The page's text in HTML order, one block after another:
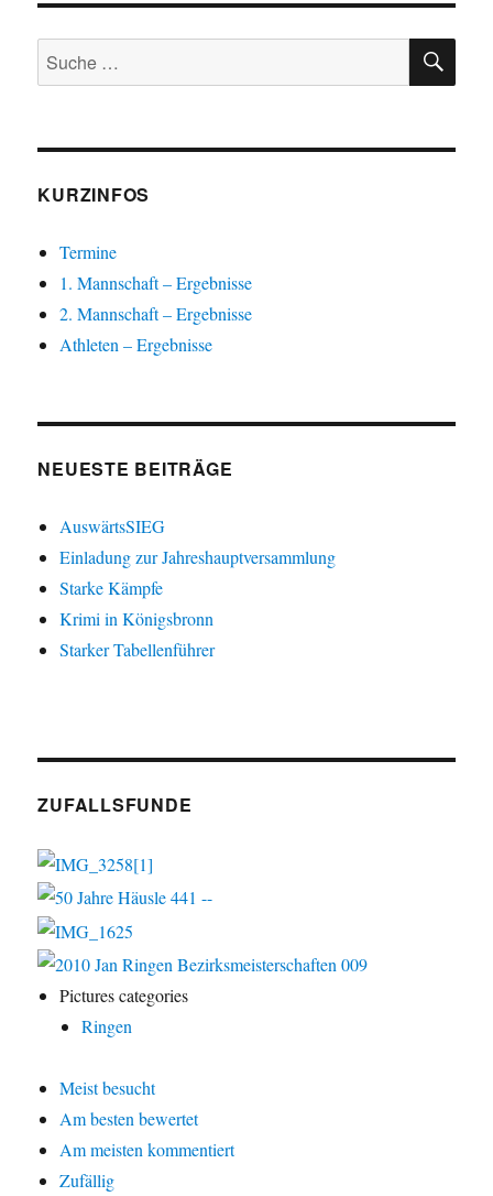
Suche
nach:
KURZINFOS
Termine
1. Mannschaft – Ergebnisse
2. Mannschaft – Ergebnisse
Athleten – Ergebnisse
NEUESTE BEITRÄGE
AuswärtsSIEG
Einladung zur Jahreshauptversammlung
Starke Kämpfe
Krimi in Königsbronn
Starker Tabellenführer
ZUFALLSFUNDE
Pictures categories
Ringen
Meist besucht
Am besten bewertet
Am meisten kommentiert
Zufällig